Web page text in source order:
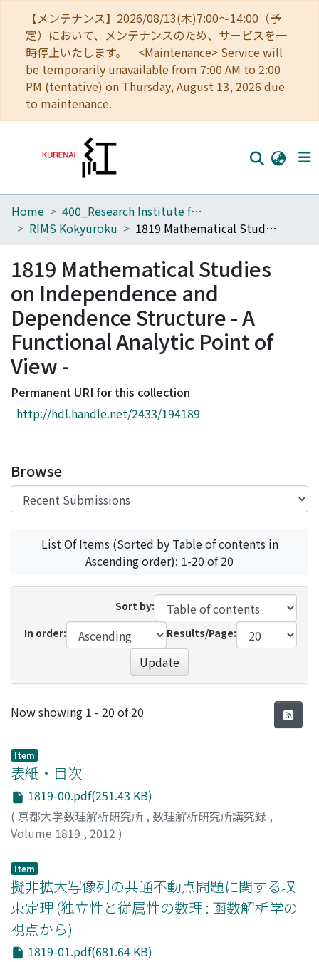
【メンテナンス】2026/08/13(木)7:00～14:00（予
定）において、メンテナンスのため、サービスを一
時停止いたします。 <Maintenance> Service will
be temporarily unavailable from 7:00 AM to 2:00
PM (tentative) on Thursday, August 13, 2026 due
to maintenance.
Home
Browse
Download Ranking
Access Statistics
Library Network
Home
400_Research Institute for Mathematical Sciences
RIMS Kokyuroku
1819 Mathematical Studies on Independence and Dependence Structure - A Functional Analytic Point of View -
1819 Mathematical Studies
on Independence and
Dependence Structure - A
Functional Analytic Point of
View -
Permanent URI for this collection
http://hdl.handle.net/2433/194189
Browse
List Of Items (Sorted by Table of contents in
Ascending order): 1-20 of 20
Sort by:
In order:
Results/Page:
Update
Recent Submissions
Now showing 1 - 20 of 20
Item
表紙・目次
1819-00.pdf(251.43 KB)
( 京都大学数理解析研究所 , 数理解析研究所講究録 ,
Volume 1819 , 2012 )
Item
擬非拡大写像列の共通不動点問題に関する収
束定理 (独立性と従属性の数理 : 函数解析学の
視点から)
1819-01.pdf(681.64 KB)